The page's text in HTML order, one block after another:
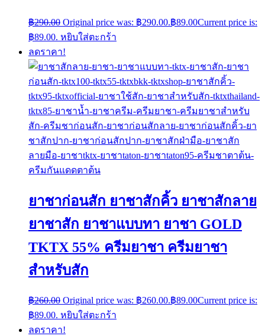
฿290.00 Original price was: ฿290.00.฿89.00Current price is:
฿89.00. หยิบใส่ตะกร้า
ลดราคา!
ยาชาก่อนสัก ยาชาสักคิ้ว ยาชาสักลาย
ยาชาสัก ยาชาแบบทา ยาชา GOLD
TKTX 55% ครีมยาชา ครีมยาชา
สำหรับสัก
฿260.00 Original price was: ฿260.00.฿89.00Current price is:
฿89.00. หยิบใส่ตะกร้า
ลดราคา!